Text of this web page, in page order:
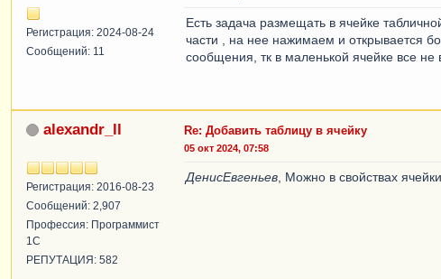
Регистрация: 2024-08-24
Сообщений: 11
Есть задача размещать в ячейке
части , на нее нажимаем и открывается
сообщения, тк в маленькой ячейке все
alexandr_ll
Регистрация: 2016-08-23
Сообщений: 2,907
Профессия: Программист
1С
РЕПУТАЦИЯ: 582
Re: Добавить таблицу в ячейку
05 окт 2024, 07:58
ДенисЕвгеньев , Можно в свойствах